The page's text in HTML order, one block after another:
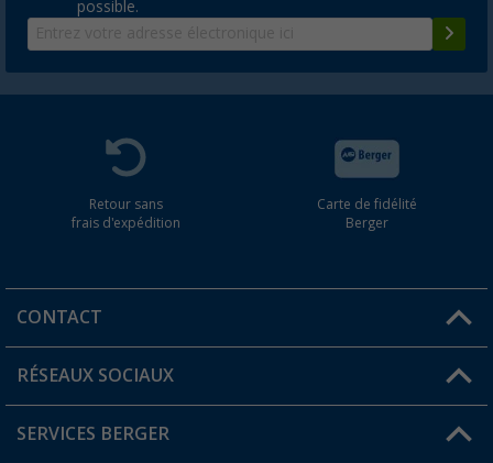
possible.
Retour sans
frais d'expédition
Carte de fidélité
Berger
CONTACT
Une question ?
Trouver une magasin
RÉSEAUX SOCIAUX
SERVICES BERGER